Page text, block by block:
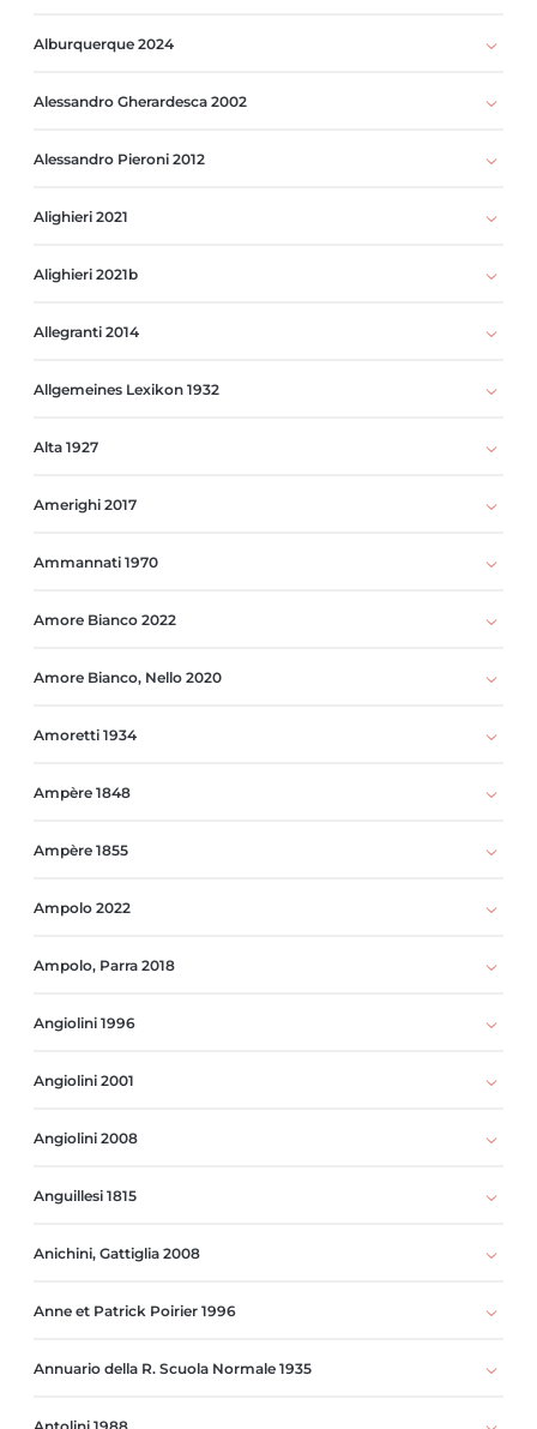
Alburquerque 2024
Alessandro Gherardesca 2002
Alessandro Pieroni 2012
Alighieri 2021
Alighieri 2021b
Allegranti 2014
Allgemeines Lexikon 1932
Alta 1927
Amerighi 2017
Ammannati 1970
Amore Bianco 2022
Amore Bianco, Nello 2020
Amoretti 1934
Ampère 1848
Ampère 1855
Ampolo 2022
Ampolo, Parra 2018
Angiolini 1996
Angiolini 2001
Angiolini 2008
Anguillesi 1815
Anichini, Gattiglia 2008
Anne et Patrick Poirier 1996
Annuario della R. Scuola Normale 1935